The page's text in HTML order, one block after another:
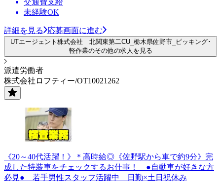
未経験OK
詳細を見る 応募画面に進む
UTエージェント株式会社 北関東第二CU_栃木県佐野市_ピッキング･
軽作業のその他の求人を見る
派遣労働者
株式会社ロフティー/OT10021262
《20～40代活躍！》＊高時給◎《佐野駅から車で約9分》完
成した特装車をチェックするお仕事！ ●自動車が好きな方
必見● 若手男性スタッフ活躍中 日勤×土日祝休み